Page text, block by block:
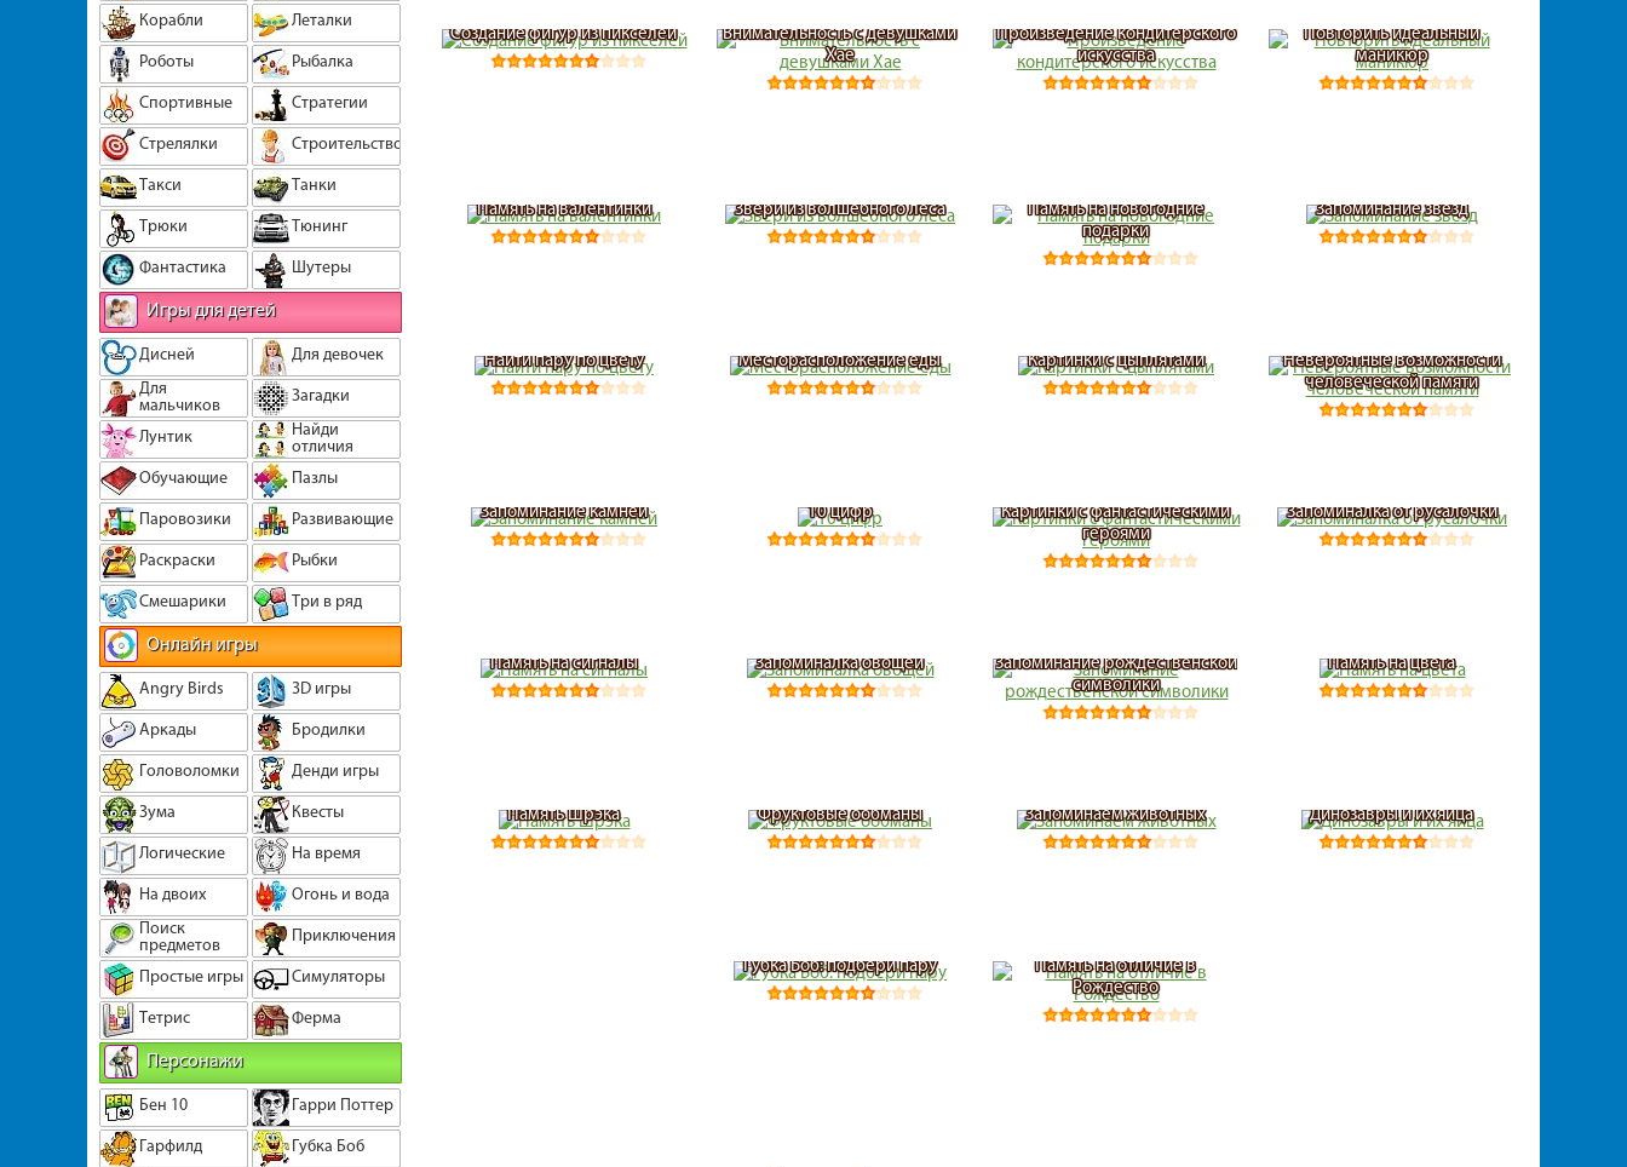
Корабли
Леталки
Роботы
Рыбалка
Спортивные
Стратегии
Стрелялки
Строительство
Такси
Танки
Трюки
Тюнинг
Фантастика
Шутеры
Игры для детей
Дисней
Для девочек
Для
мальчиков
Загадки
Лунтик
Найди
отличия
Обучающие
Пазлы
Паровозики
Развивающие
Раскраски
Рыбки
Смешарики
Три в ряд
Онлайн игры
Angry Birds
3D игры
Аркады
Бродилки
Головоломки
Денди игры
Зума
Квесты
Логические
На время
На двоих
Огонь и вода
Поиск
предметов
Приключения
Простые игры
Симуляторы
Тетрис
Ферма
Персонажи
Бен 10
Гарри Поттер
Гарфилд
Губка Боб
Создание фигур из пикселей
Внимательность с девушками
Хае
Произведение кондитерского
искусства
Повторить идеальный
маникюр
Память на валентинки Звери из волшебного леса
Память на новогодние
подарки
Запоминание звезд
Найти пару по цвету Месторасположение еды Картинки с цыплятами
Невероятные возможности
человеческой памяти
Запоминание камней 10 цифр
Картинки с фантастическими
героями
Запоминалка от русалочки
Память на сигналы Запоминалка овощей
Запоминание рождественской
символики
Память на цвета
Память Шрэка Фруктовые ообманы Запоминаем животных Динозавры и их яйца
Губка Боб: подбери пару
Память на отличие в
Рождество